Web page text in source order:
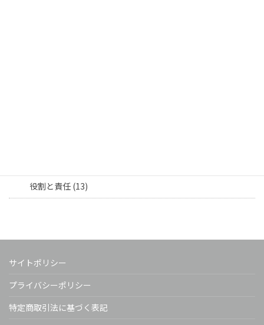
役割と責任 (13)
サイトポリシー
プライバシーポリシー
特定商取引法に基づく表記